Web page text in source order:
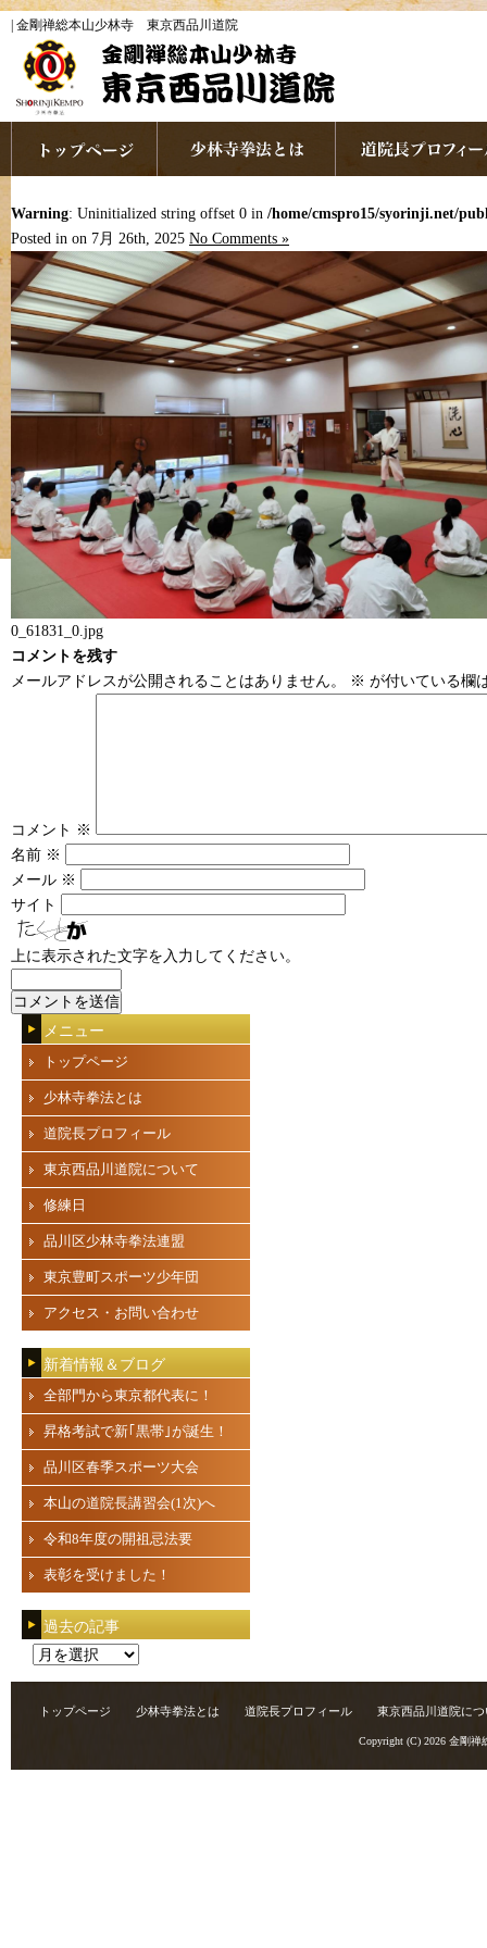
| 金剛禅総本山少林寺 東京西品川道院
Warning: Uninitialized string offset 0 in /home/cmspro15/syorinji.net/
Posted in on 7月 26th, 2025 No Comments »
0_61831_0.jpg
コメントを残す
メールアドレスが公開されることはありません。
※ が付いている欄
コメント ※
名前 ※
メール ※
サイト
上に表示された文字を入力してください。
メニュー
トップページ
少林寺拳法とは
道院長プロフィール
東京西品川道院について
修練日
品川区少林寺拳法連盟
東京豊町スポーツ少年団
アクセス・お問い合わせ
新着情報＆ブログ
全部門から東京都代表に！
昇格考試で新｢黒帯｣が誕生！
品川区春季スポーツ大会
本山の道院長講習会(1次)へ
令和8年度の開祖忌法要
表彰を受けました！
過去の記事
トップページ 少林寺拳法とは 道院長プロフィール 東京西品川道院につ
Copyright (C) 2026 金剛禅